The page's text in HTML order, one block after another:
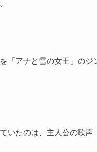
「アナと雪の女王」の
いたのは、主人公の歌声